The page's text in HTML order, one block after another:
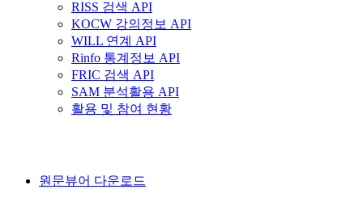
RISS 검색 API
KOCW 강의정보 API
WILL 연계 API
Rinfo 통계정보 API
FRIC 검색 API
SAM 분석활용 API
활용 및 참여 현황
원문뷰어 다운로드